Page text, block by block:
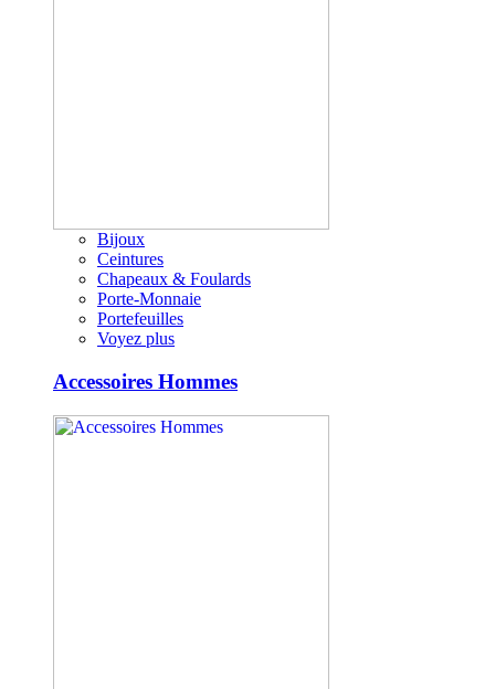
Bijoux
Ceintures
Chapeaux & Foulards
Porte-Monnaie
Portefeuilles
Voyez plus
Accessoires Hommes